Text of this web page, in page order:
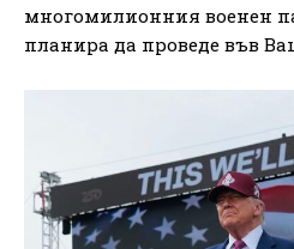
многомилионния военен
планира да проведе във